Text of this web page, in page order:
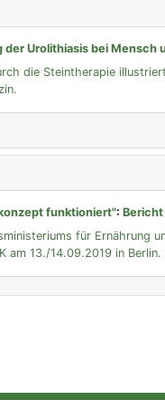
der Urolithiasis bei
die Steintherapie
funktioniert":Bericht
für Ernährung
am 13./14.09.2019 in